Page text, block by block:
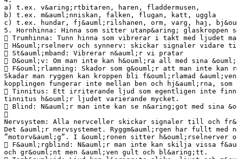
a) t.ex. v&aring;rtbitaren, haren, fladdermusen,
b) t.ex. m&auml;nniskan, falken, flugan, katt, uggla
c) t.ex. hundar, fj&auml;rilshanen, orm, varg, haj,
5. Hornhinna: Hinna som sitter utanp&aring;
 Trumhinna: Tunn hinna som vibrerar i takt med ljudet
 H&ouml;rselnerv och synnerv: skickar signaler vidare
 St&auml;mband: Vibrerar n&auml;r vi pratar
 D&ouml;v: Om man inte kan h&ouml;ra all med sina
 F&ouml;rlamning: Skador som g&ouml;r att man inte kan
Skadar man ryggen kan kroppen bli f&ouml;rlamad
kopplingen fungerar inte mellan ben och hj&auml;rna,
 Tinnitus: Ett irriterande ljud som egentligen inte
tinnitus h&ouml;r ljudet varierande mycket.
 Blind: N&auml;r man inte kan se n&aring;got med sina

Nervsystem: Alla nervceller skickar signaler till och
Det &auml;r nervsystemet. Ryggm&auml;rgen har fullt med
”motorv&auml;g”. I &ouml;ronen sitter h&ouml;rselnerver
 F&auml;rgblind: N&auml;r man inte kan skilja vissa
och gr&ouml;nt men &auml;ven gult och bl&aring;tt.